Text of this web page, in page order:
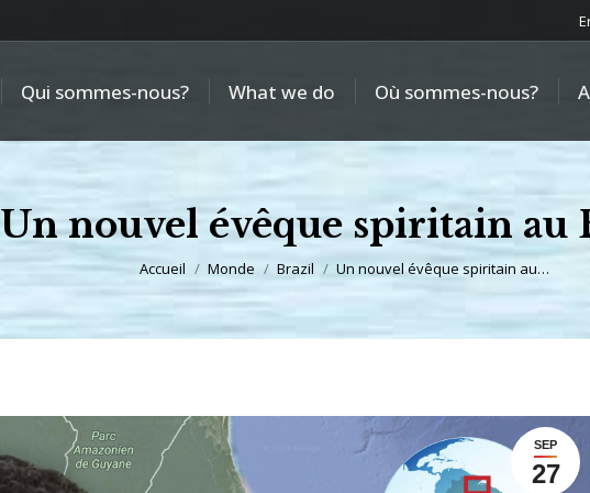
Qui sommes-nous? What we do Où sommes-nous?
Un nouvel évêque spiritain au
Vous êtes ici :
Accueil Monde Brazil Un nouvel évêque spiritain au…
SEP
27